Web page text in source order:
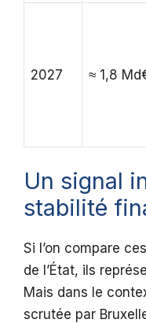
2027 ≈ 1,8
Un signal
stabilité
Si l’on compare
de l’État, ils
Mais dans le
scrutée par